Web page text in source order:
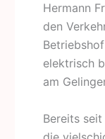
Hermann
den
elektrisch
am
Bereits